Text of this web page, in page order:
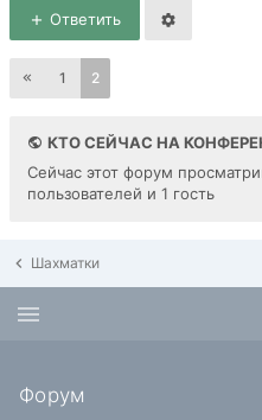
Ответить
1 2
КТО СЕЙЧАС НА
Сейчас этот форум
пользователей и 1 гость
Шахматки
Форум